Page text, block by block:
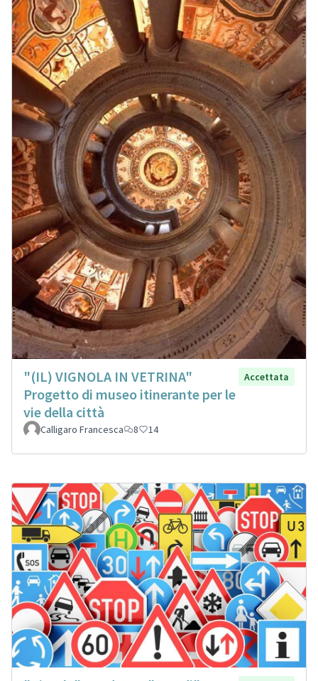
"(IL) VIGNOLA IN VETRINA"
Progetto di museo itinerante per le
vie della città
Accettata
Calligaro Francesca 8 14